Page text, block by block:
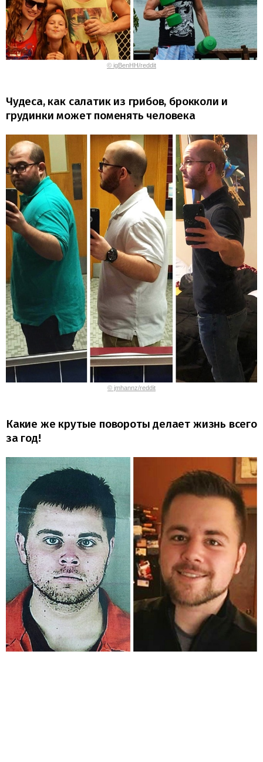
© igBenHH/reddit
Чудеса, как салатик из грибов, брокколи и
грудинки может поменять человека
© jmhannz/reddit
Какие же крутые повороты делает жизнь всего
за год!